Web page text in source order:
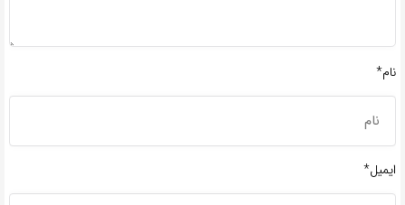
نام*
ایمیل*